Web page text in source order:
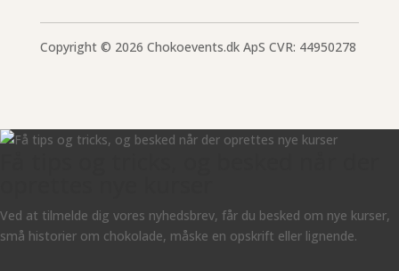
Copyright © 2026 Chokoevents.dk ApS CVR: 44950278
Ved at tilmelde dig vores nyhedsbrev, får du besked om nye kurser,
små historier om chokolade, måske en opskrift eller lignende.